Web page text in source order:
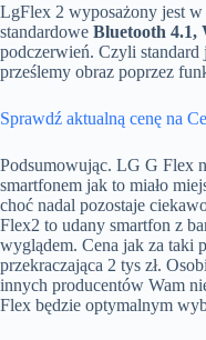
LgFlex 2 wyposażony jest w
standardowe Bluetooth 4.1,
podczerwień. Czyli standard
prześlemy obraz poprzez
Sprawdź aktualną cenę na
Podsumowując. LG G Flex
smartfonem jak to miało
choć nadal pozostaje
Flex2 to udany smartfon z
wyglądem. Cena jak za taki
przekraczająca 2 tys zł.
innych producentów Wam
Flex będzie optymalnym